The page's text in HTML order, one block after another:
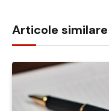
Articole similare